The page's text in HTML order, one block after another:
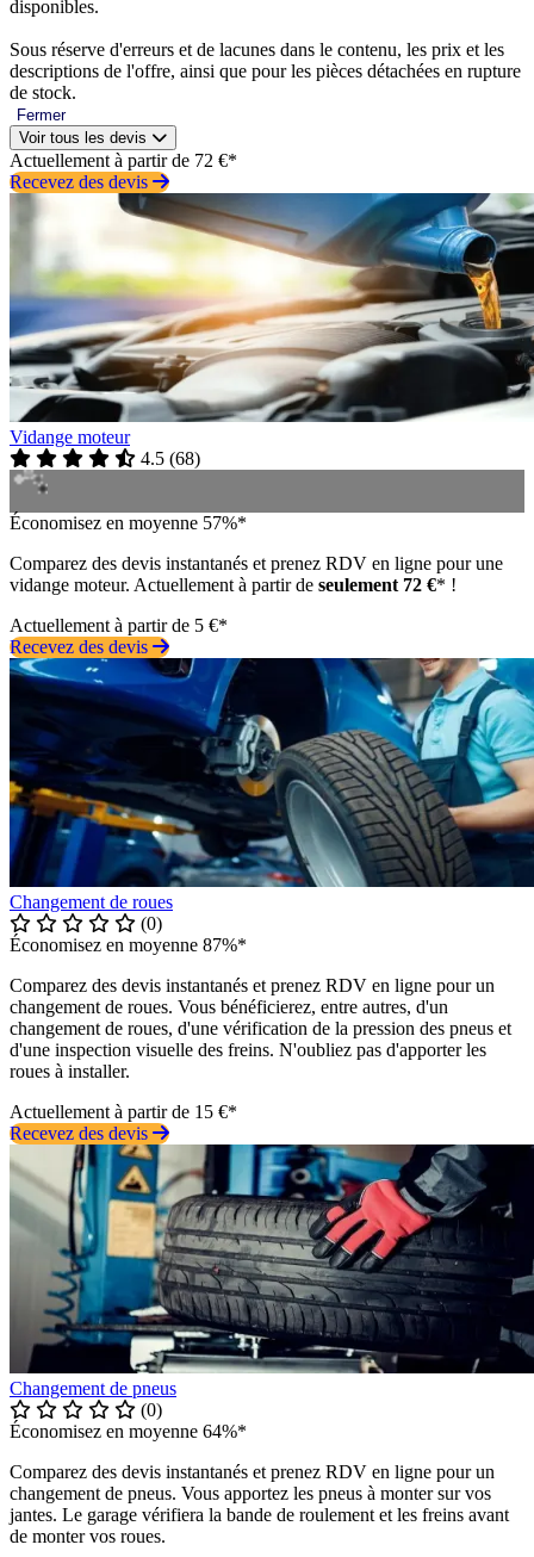
disponibles.
Sous réserve d'erreurs et de lacunes dans le contenu, les prix et les
descriptions de l'offre, ainsi que pour les pièces détachées en rupture
de stock.
Fermer
Voir tous les devis
Actuellement à partir de 72 €*
Recevez des devis
Vidange moteur
4.5 (68)
Économisez en moyenne 57%*
Comparez des devis instantanés et prenez RDV en ligne pour une
vidange moteur. Actuellement à partir de seulement 72 €* !
Actuellement à partir de 5 €*
Recevez des devis
Changement de roues
(0)
Économisez en moyenne 87%*
Comparez des devis instantanés et prenez RDV en ligne pour un
changement de roues. Vous bénéficierez, entre autres, d'un
changement de roues, d'une vérification de la pression des pneus et
d'une inspection visuelle des freins. N'oubliez pas d'apporter les
roues à installer.
Actuellement à partir de 15 €*
Recevez des devis
Changement de pneus
(0)
Économisez en moyenne 64%*
Comparez des devis instantanés et prenez RDV en ligne pour un
changement de pneus. Vous apportez les pneus à monter sur vos
jantes. Le garage vérifiera la bande de roulement et les freins avant
de monter vos roues.